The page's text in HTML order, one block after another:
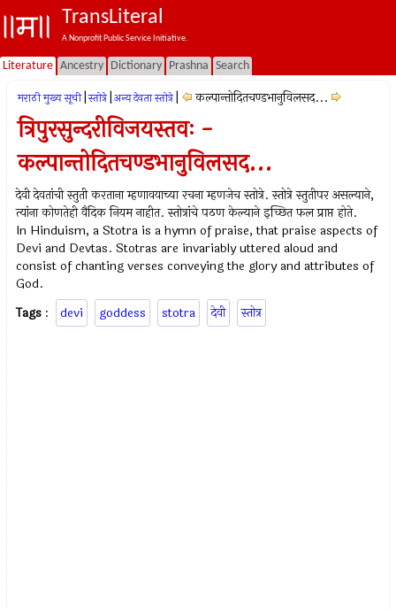
TransLiteral
A Nonprofit Public Service Initiative.
Literature Ancestry Dictionary Prashna Search
मराठी मुख्य सूची स्तोत्रे अन्य देवता स्तोत्रे कल्पान्तोदितचण्डभानुविलसद...
त्रिपुरसुन्दरीविजयस्तवः -
कल्पान्तोदितचण्डभानुविलसद...
देवी देवतांची स्तुती करताना म्हणावयाच्या रचना म्हणजेच स्तोत्रे. स्तोत्रे स्तुतीपर असल्याने,
त्यांना कोणतेही वैदिक नियम नाहीत. स्तोत्रांचे पठण केल्याने इच्छित फल प्राप्त होते.
In Hinduism, a Stotra is a hymn of praise, that praise aspects of
Devi and Devtas. Stotras are invariably uttered aloud and
consist of chanting verses conveying the glory and attributes of
God.
Tags : devi goddess stotra देवी स्तोत्र